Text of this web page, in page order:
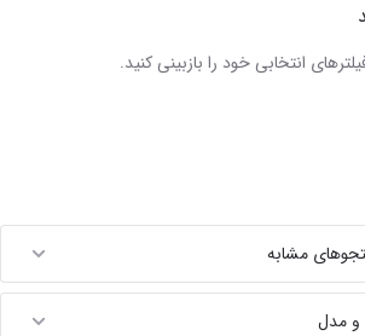
انتخابی خود را بازبینی کنید.
مشابه
و مدل